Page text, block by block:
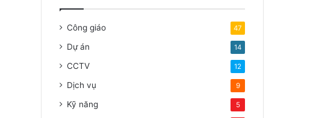
Công giáo 47
Dự án 14
CCTV 12
Dịch vụ 9
Kỹ năng 5